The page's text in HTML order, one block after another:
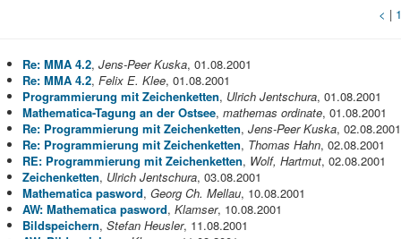
< | 1
Re: MMA 4.2, Jens-Peer Kuska, 01.08.2001
Re: MMA 4.2, Felix E. Klee, 01.08.2001
Programmierung mit Zeichenketten, Ulrich Jentschura, 01.08.2001
Mathematica-Tagung an der Ostsee, mathemas ordinate, 01.08.2001
Re: Programmierung mit Zeichenketten, Jens-Peer Kuska, 02.08.2001
Re: Programmierung mit Zeichenketten, Thomas Hahn, 02.08.2001
RE: Programmierung mit Zeichenketten, Wolf, Hartmut, 02.08.2001
Zeichenketten, Ulrich Jentschura, 03.08.2001
Mathematica pasword, Georg Ch. Mellau, 10.08.2001
AW: Mathematica pasword, Klamser, 10.08.2001
Bildspeichern, Stefan Heusler, 11.08.2001